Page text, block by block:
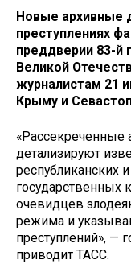
Новые архивные
преступлениях
преддверии 83-й
Великой
журналистам 21
Крыму и
детализируют
республиканских
государственных
очевидцев
режима и
преступлений», —
приводит ТАСС.